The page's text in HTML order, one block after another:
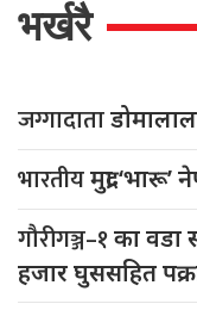
भर्खरै
जग्गादाता
भारतीयमुद्रा
गौरीगञ्ज–१का वडा
हजार घुससहित